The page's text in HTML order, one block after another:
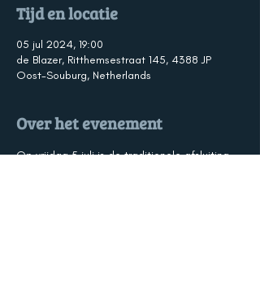
Tijd en locatie
05 jul 2024, 19:00
de Blazer, Ritthemsestraat 145, 4388 JP
Oost-Souburg, Netherlands
Over het evenement
Op vrijdag 5 juli is de traditionele afsluiting